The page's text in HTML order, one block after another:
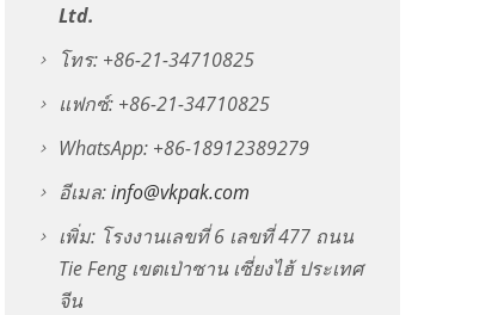
Ltd.
โทร: +86-21-34710825
แฟกซ์: +86-21-34710825
WhatsApp: +86-18912389279
อีเมล:info@vkpak.com
เพิ่ม: โรงงานเลขที่ 6 เลขที่ 477 ถนน
Tie Feng เขตเป่าซาน เซี่ยงไฮ้ ประเทศ
จีน